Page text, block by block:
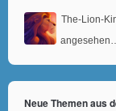
The-Lion-
Neue Themen aus